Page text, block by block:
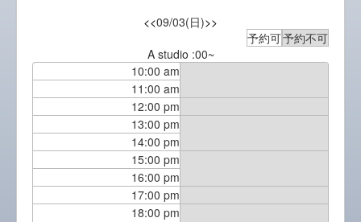
<<09/03(日)>>
予約可予約不可
A studio :00~
10:00 am
11:00 am
12:00 pm
13:00 pm
14:00 pm
15:00 pm
16:00 pm
17:00 pm
18:00 pm